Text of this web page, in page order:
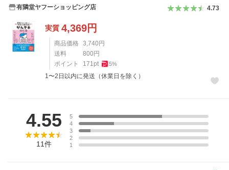
有隣堂ヤフーショッピング店 4.73
実質 4,369円
商品価格 3,740 円
送料
800 円
ポイント
171pt 5%
1〜2日以内に発送（休業日を除く）
4.55
11件
5
4
3
2
1